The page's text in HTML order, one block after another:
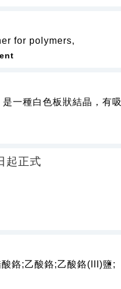
for polymers,
一種白色板狀結晶，有吸
起正式
鉻;乙酸鉻;乙酸鉻(III)鹽;